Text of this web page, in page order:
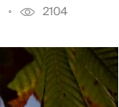
2104